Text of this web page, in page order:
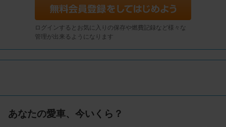
ログインするとお気に入りの保存や燃費記録など様々な
管理が出来るようになります
あなたの愛車、今いくら？